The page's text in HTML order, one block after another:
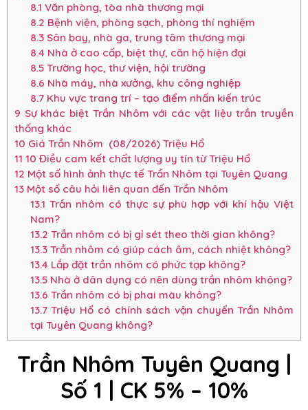
8.1 Văn phòng, tòa nhà thương mại
8.2 Bệnh viện, phòng sạch, phòng thí nghiệm
8.3Sân bay, nhà ga, trung tâm thương mại
8.4 Nhà ở cao cấp, biệt thự, căn hộ hiện đại
8.5Trường học, thư viện, hội trường
8.6 Nhà máy, nhà xưởng, khu công nghiệp
8.7Khu vực trang trí – tạo điểm nhấn kiến trúc
9 Sự khác biệt Trần Nhôm với các vật liệu trần truyền
thống khác
10 Giá Trần Nhôm (08/2026) Triệu Hổ
11 10 Điều cam kết chất lượng uy tín từ Triệu Hổ
12 Một số hình ảnh thực tế Trần Nhôm tại Tuyên Quang
13 Một số câu hỏi liên quan đến Trần Nhôm
13.1 Trần nhôm có thực sự phù hợp với khí hậu Việt
Nam?
13.2 Trần nhôm có bị gỉ sét theo thời gian không?
13.3Trần nhôm có giúp cách âm, cách nhiệt không?
13.4 Lắp đặt trần nhôm có phức tạp không?
13.5Nhà ở dân dụng có nên dùng trần nhôm không?
13.6 Trần nhôm có bị phai màu không?
13.7Triệu Hổ có chính sách vận chuyển Trần Nhôm
tại Tuyên Quang không?
Trần Nhôm Tuyên Quang |
Số 1 | CK 5% – 10%